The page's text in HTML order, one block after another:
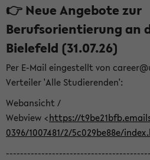
👉 Neue Angebote zur
Berufsorientierung an
Bielefeld (31.07.26)
Per E-Mail eingestellt von
Verteiler 'Alle Studierenden':
Webansicht /
Webview <https://
0396/1007481/2/5c029be88e/